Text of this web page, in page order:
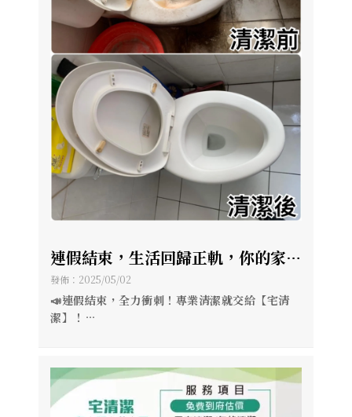
連假結束，生活回歸正軌，你的家也
該煥然一新！ 【宅清潔】陪你一起
打拼，打造清爽舒適的空間 ?
發佈：2025/05/02
📣連假結束，全力衝刺！專業清潔就交給【宅清
潔】！
✅ 環境消毒｜水塔樓梯清潔
✨免費估價